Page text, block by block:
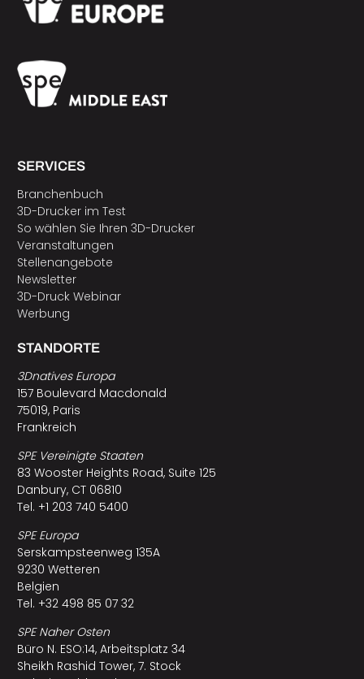
SERVICES
Branchenbuch
3D-Drucker im Test
So wählen Sie Ihren 3D-Drucker
Veranstaltungen
Stellenangebote
Newsletter
3D-Druck Webinar
Werbung
STANDORTE
3Dnatives Europa
157 Boulevard Macdonald
75019, Paris
Frankreich
SPE Vereinigte Staaten
83 Wooster Heights Road, Suite 125
Danbury, CT 06810
Tel. +1 203 740 5400
SPE Europa
Serskampsteenweg 135A
9230 Wetteren
Belgien
Tel. +32 498 85 07 32
SPE Naher Osten
Büro N. ESO:14, Arbeitsplatz 34
Sheikh Rashid Tower, 7. Stock